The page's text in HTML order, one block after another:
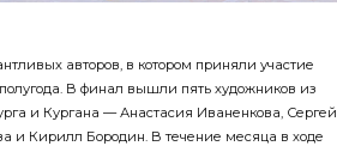
авторов, в котором приняли участие
В финал вышли пять художников из
и Кургана — Анастасия Иваненкова, Сергей
и Кирилл Бородин. В течение месяца в ходе